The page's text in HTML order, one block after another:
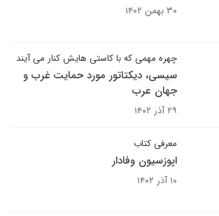
۳۰ بهمن ۱۴۰۲
چهره مهمی که با کاستی هایش کنار می آیند
سیسی، دیکتاتور مورد حمایت غرب و
جهان عرب
۲۹ آذر ۱۴۰۲
معرفی کتاب
اپوزسیون وفادار
۱۰ آذر ۱۴۰۲